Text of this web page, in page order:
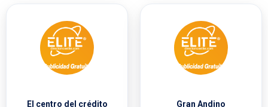
El centro del crédito Gran Andino